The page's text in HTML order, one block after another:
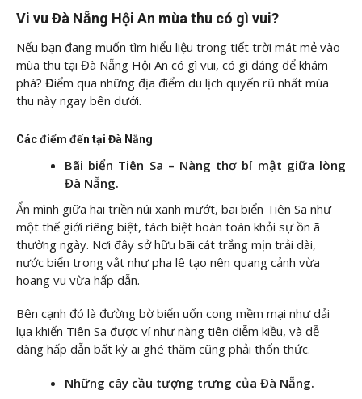
Vi vu Đà Nẵng Hội An mùa thu có gì vui?
Nếu bạn đang muốn tìm hiểu liệu trong tiết trời mát mẻ vào
mùa thu tại Đà Nẵng Hội An có gì vui, có gì đáng để khám
phá? Điểm qua những địa điểm du lịch quyến rũ nhất mùa
thu này ngay bên dưới.
Các điểm đến tại Đà Nẵng
Bãi biển Tiên Sa – Nàng thơ bí mật giữa lòng
Đà Nẵng.
Ẩn mình giữa hai triền núi xanh mướt, bãi biển Tiên Sa như
một thế giới riêng biệt, tách biệt hoàn toàn khỏi sự ồn ã
thường ngày. Nơi đây sở hữu bãi cát trắng mịn trải dài,
nước biển trong vắt như pha lê tạo nên quang cảnh vừa
hoang vu vừa hấp dẫn.
Bên cạnh đó là đường bờ biển uốn cong mềm mại như dải
lụa khiến Tiên Sa được ví như nàng tiên diễm kiều, và dễ
dàng hấp dẫn bất kỳ ai ghé thăm cũng phải thổn thức.
Những cây cầu tượng trưng của Đà Nẵng.